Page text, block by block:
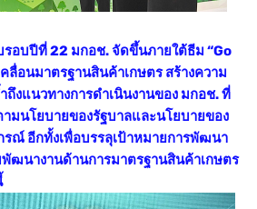
รอบปีที่ 22 มกอช. จัดขึ้นภายใต้ธีม “Go
ลื่อนมาตรฐานสินค้าเกษตร สร้างความ
ถึงแนวทางการดำเนินงานของ มกอช. ที่
มนโยบายของรัฐบาลและนโยบายของ
รณ์ อีกทั้งเพื่อบรรลุเป้าหมายการพัฒนา
ฒนางานด้านการมาตรฐานสินค้าเกษตร